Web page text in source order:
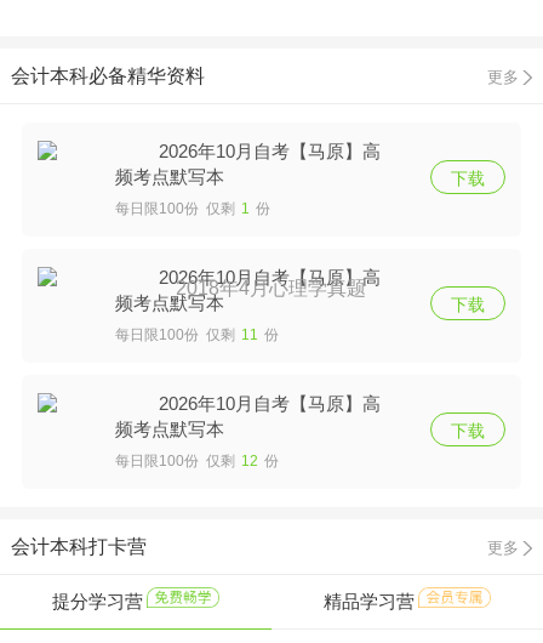
2018年4月心理学真题
会计本科必备精华资料 更多
2026年10月自考【马原】高
频考点默写本
每日限100份 仅剩 1 份
下载
2026年10月自考【马原】高
频考点默写本
每日限100份 仅剩 11 份
下载
2026年10月自考【马原】高
频考点默写本
每日限100份 仅剩 12 份
下载
会计本科打卡营 更多
提分学习营 精品学习营